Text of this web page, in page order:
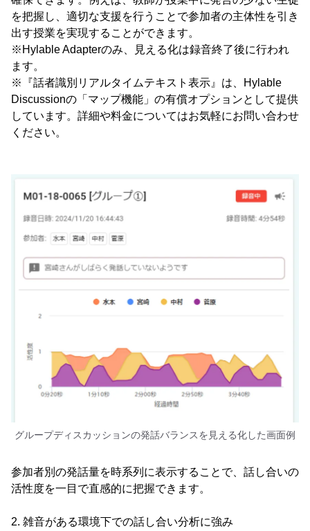
を把握し、適切な支援を行うことで参加者の主体性を引き
出す授業を実現することができます。
※Hylable Adapterのみ、見える化は録音終了後に行われ
ます。
※『話者識別リアルタイムテキスト表示』は、Hylable
Discussionの「マップ機能」の有償オプションとして提供
しています。詳細や料金についてはお気軽にお問い合わせ
ください。
グループディスカッションの発話バランスを見える化した画面例
参加者別の発話量を時系列に表示することで、話し合いの
活性度を一目で直感的に把握できます。
2. 雑音がある環境下での話し合い分析に強み